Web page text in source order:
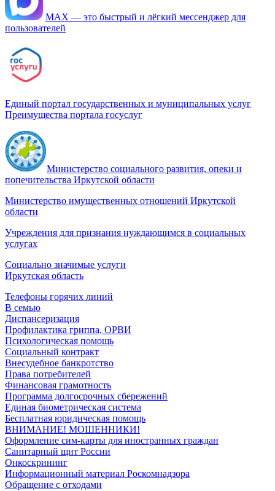
МАХ — это быстрый и лёгкий мессенджер для
пользователей
Единый портал государственных и муниципальных услуг
Преимущества портала госуслуг
Министерство социального развития, опеки и
попечительства Иркутской области
Министерство имущественных отношений Иркутской
области
Учреждения для признания нуждающимся в социальных
услугах
Социально значимые услуги
Иркутская область
Телефоны горячих линий
В семью
Диспансеризация
Профилактика гриппа, ОРВИ
Психологическая помощь
Социальный контракт
Внесудебное банкротство
Права потребителей
Финансовая грамотность
Программа долгосрочных сбережений
Единая биометрическая система
Бесплатная юридическая помощь
ВНИМАНИЕ! МОШЕННИКИ!
Оформление сим-карты для иностранных граждан
Санитарный щит России
Онкоскрининг
Информационный материал Роскомнадзора
Обращение с отходами